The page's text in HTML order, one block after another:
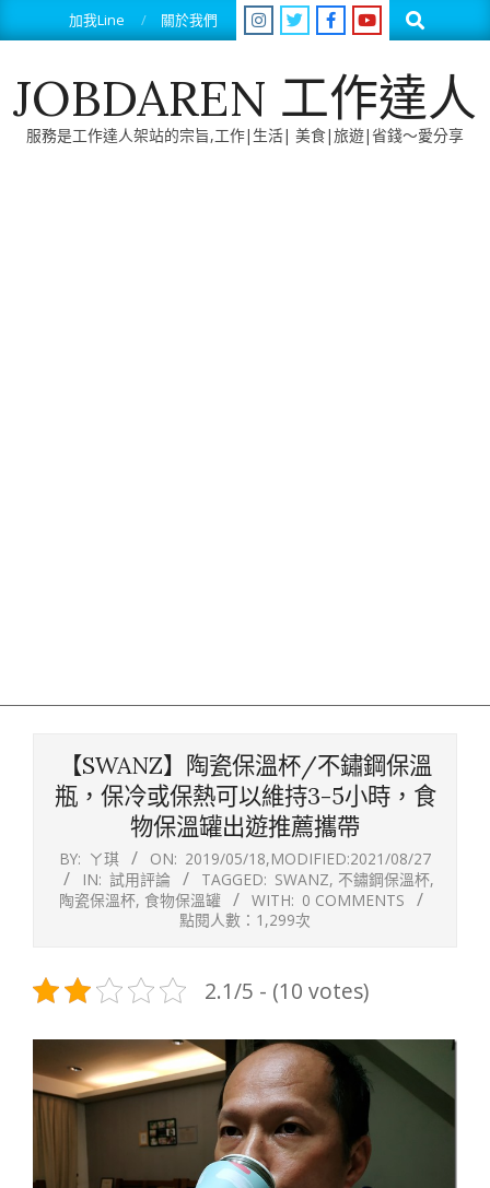
to
加我Line 關於我們 Search
JOBDAREN 工作達人
服務是工作達人架站的宗旨,工作|生活| 美食|旅遊|省錢～愛分享
【SWANZ】陶瓷保溫杯/不鏽鋼保溫
瓶，保冷或保熱可以維持3-5小時，食
物保溫罐出遊推薦攜帶
BY: ㄚ琪 ON: 2019/05/18,MODIFIED:2021/08/27
IN: 試用評論 TAGGED: SWANZ, 不鏽鋼保溫杯,
陶瓷保溫杯, 食物保溫罐 WITH: 0 COMMENTS
點閱人數：1,299次
2.1/5 - (10 votes)